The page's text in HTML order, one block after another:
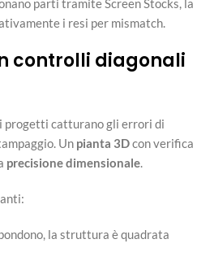
parti tramite Screen Stocks, la
i resi per mismatch.
controlli diagonali
progetti catturano gli errori di
Un pianta 3Dcon verifica
precisione dimensionale.
la struttura è quadrata